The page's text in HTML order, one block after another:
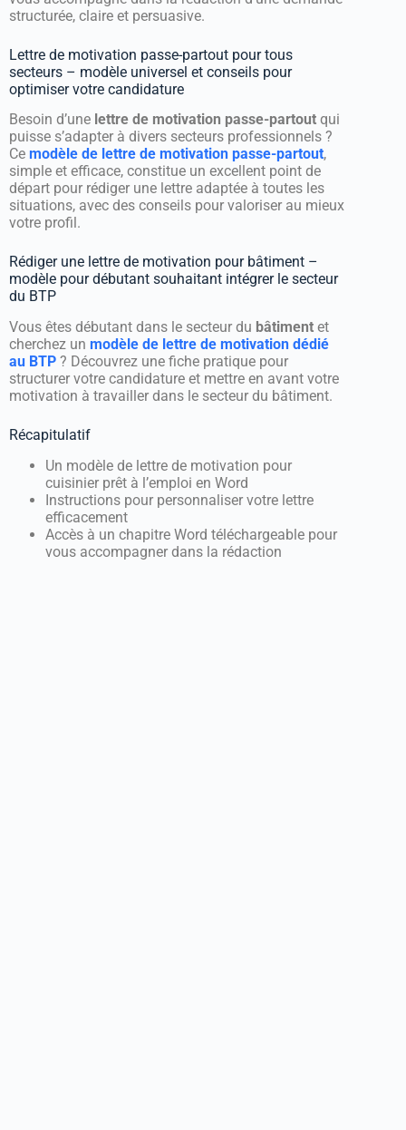
structurée, claire et persuasive.
Lettre de motivation passe-partout pour tous
secteurs – modèle universel et conseils pour
optimiser votre candidature
Besoin d’une lettre de motivation passe-partout qui
puisse s’adapter à divers secteurs professionnels ?
Ce modèle de lettre de motivation passe-partout,
simple et efficace, constitue un excellent point de
départ pour rédiger une lettre adaptée à toutes les
situations, avec des conseils pour valoriser au mieux
votre profil.
Rédiger une lettre de motivation pour bâtiment –
modèle pour débutant souhaitant intégrer le secteur
du BTP
Vous êtes débutant dans le secteur du bâtiment et
cherchez un modèle de lettre de motivation dédié
au BTP ? Découvrez une fiche pratique pour
structurer votre candidature et mettre en avant votre
motivation à travailler dans le secteur du bâtiment.
Récapitulatif
Un modèle de lettre de motivation pour
cuisinier prêt à l’emploi en Word
Instructions pour personnaliser votre lettre
efficacement
Accès à un chapitre Word téléchargeable pour
vous accompagner dans la rédaction